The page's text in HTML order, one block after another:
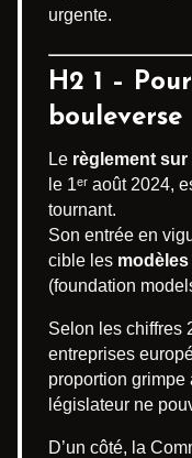
urgente.
H2 1 –
Le règlement sur
le 1ᵉʳ août 2024,
tournant.
Son entrée en
cible les modèles
(foundation
Selon les chiffres
entreprises
proportion grimpe
législateur ne
D’un côté, la